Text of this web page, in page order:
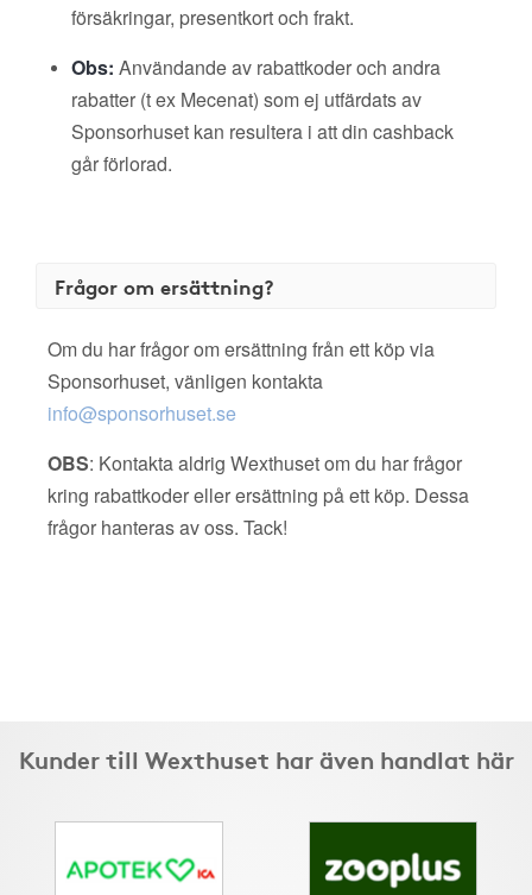
försäkringar, presentkort och frakt.
Obs: Användande av rabattkoder och andra
rabatter (t ex Mecenat) som ej utfärdats av
Sponsorhuset kan resultera i att din cashback
går förlorad.
Frågor om ersättning?
Om du har frågor om ersättning från ett köp via
Sponsorhuset, vänligen kontakta
info@sponsorhuset.se
OBS: Kontakta aldrig Wexthuset om du har frågor
kring rabattkoder eller ersättning på ett köp. Dessa
frågor hanteras av oss. Tack!
Kunder till Wexthuset har även handlat här